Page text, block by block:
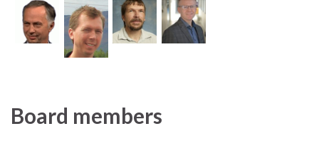
Board members